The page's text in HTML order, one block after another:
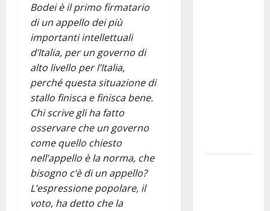
Bodei è il primo firmatario
di un appello dei più
importanti intellettuali
d’Italia, per un governo di
alto livello per l’Italia,
perché questa situazione di
stallo finisca e finisca bene.
Chi scrive gli ha fatto
osservare che un governo
come quello chiesto
nell’appello è la norma, che
bisogno c’è di un appello?
L’espressione popolare, il
voto, ha detto che la